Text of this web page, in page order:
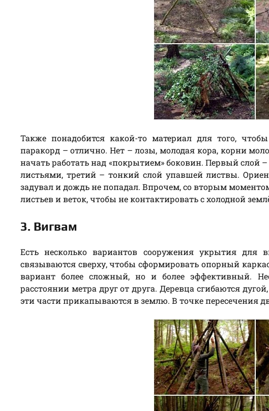
Также понадобится какой-то материал для того,
паракорд – отлично. Нет – лозы, молодая кора, корни
начать работать над «покрытием» боковин. Первый слой
листьями, третий – тонкий слой упавшей листвы.
задувал и дождь не попадал. Впрочем, со вторым
листьев и веток, чтобы не контактировать с холодной
3. Вигвам
Есть несколько вариантов сооружения укрытия
связываются сверху, чтобы сформировать опорный
вариант более сложный, но и более эффективный.
расстоянии метра друг от друга. Деревца сгибаются
эти части прикапываются в землю. В точке пересечения